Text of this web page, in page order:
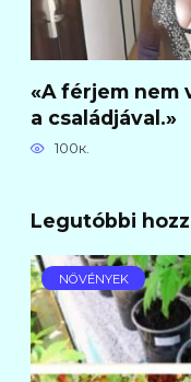
«A férjem nem
a családjával.»
100к.
Legutóbbi
NÖVÉNYEK